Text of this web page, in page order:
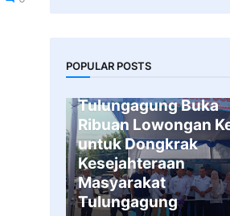
POPULAR POSTS
Gandeng 47
Tulungagung Buka
Ribuan Lowongan
untuk Dongkrak
Kesejahteraan
Masyarakat
Tulungagung